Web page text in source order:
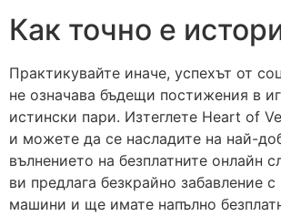
Как точно е
Практикувайте иначе, успехът от
не означава бъдещи постижения в
истински пари. Изтеглете Heart of
и можете да се насладите на най-
вълнението на безплатните онлайн
ви предлага безкрайно забавление
машини и ще имате напълно